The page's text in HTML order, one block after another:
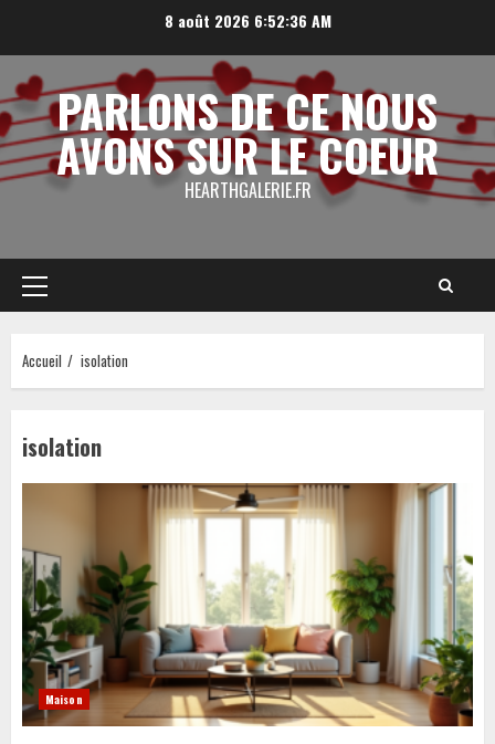
8 août 2026 6:52:36 AM
PARLONS DE CE NOUS
AVONS SUR LE COEUR
HEARTHGALERIE.FR
Menu
principal
Accueil isolation
isolation
Maison